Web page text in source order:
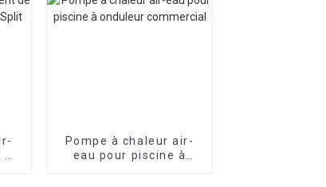
Pompe à chaleur air-
eau pour piscine à